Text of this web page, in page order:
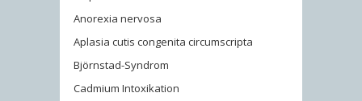
Anorexia nervosa
Aplasia cutis congenita circumscripta
Björnstad-Syndrom
Cadmium Intoxikation